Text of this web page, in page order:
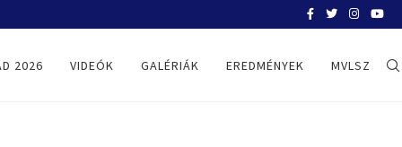
2026 VIDEÓK GALÉRIÁK EREDMÉNYEK MVLSZ